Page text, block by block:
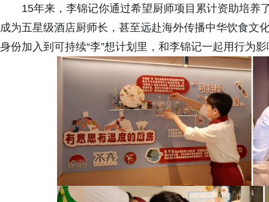
15年来，李锦记你通过希望厨师项目累计资助培养
成为五星级酒店厨师长，甚至远赴海外传播中华饮食文
身份加入到可持续“李”想计划里，和李锦记一起用行为